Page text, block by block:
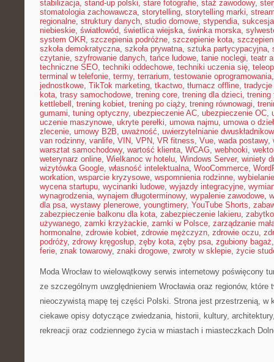
stabilizacja, stand-up polski, stare fotografie, staż zawodowy,
stomatologia zachowawcza, storytelling, storytelling marki,
regionalne, struktury danych, studio domowe, stypendia,
niebieskie, światłowód, świetlica wiejska, świnka morska,
system OKR, szczepienia podróżne, szczepienie kota,
szkoła demokratyczna, szkoła prywatna, sztuka partycypacyjna,
czytanie, szyfrowanie danych, tańce ludowe, tanie noclegi, teatr
techniczne SEO, techniki oddechowe, techniki uczenia się,
terminal w telefonie, termy, terrarium, testowanie oprogramowania
jednostkowe, TikTok marketing, tkactwo, tłumacz offline, tradycje
kota, trasy samochodowe, trening core, trening dla dzieci, trening
kettlebell , trening kobiet, trening po ciąży, trening równowagi,
gumami, tuning optyczny, ubezpieczenie AC, ubezpieczenie OC,
uczenie maszynowe, ukryte perełki, umowa najmu, umowa o
zlecenie, umowy B2B, uważność, uwierzytelnianie
van rodzinny, vanlife, VIN, VPN, VR fitness, Vue, wada postawy,
warsztat samochodowy, wartość klienta, WCAG, webhooki,
weterynarz online, Wielkanoc w hotelu, Windows Server, winiety
wizytówka Google, własność intelektualna, WooCommerce,
workation, wsparcie kryzysowe, wspomnienia rodzinne,
wycena startupu, wycinanki ludowe, wyjazdy integracyjne,
wynagrodzenia, wynajem długoterminowy, wypalenie zawodowe,
dla psa, wystawy plenerowe, youngtimery, YouTube Shorts,
zabezpieczenie balkonu dla kota, zabezpieczenie lakieru,
używanego, zamki krzyżackie, zamki w Polsce, zarządzanie
hormonalne, zdrowie kobiet, zdrowie mężczyzn, zdrowie oczu,
podróży, zdrowy kręgosłup, zęby kota, zęby psa, zgubiony bagaż
ferie, znak towarowy, znaki drogowe, zwroty w sklepie, życie
Moda Wrocław to wielowątkowy serwis internetowy poświęcony
ze szczególnym uwzględnieniem Wrocławia oraz regionów, które
nieoczywistą mapę tej części Polski. Strona jest przestrzenią, w
ciekawe opisy dotyczące zwiedzania, historii, kultury,
rekreacji oraz codziennego życia w miastach i miasteczkach